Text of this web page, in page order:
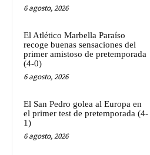
6 agosto, 2026
El Atlético Marbella Paraíso
recoge buenas sensaciones del
primer amistoso de pretemporada
(4-0)
6 agosto, 2026
El San Pedro golea al Europa en
el primer test de pretemporada (4-
1)
6 agosto, 2026